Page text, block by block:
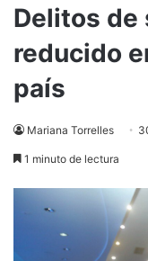
Delitos de
reducido
país
Mariana Torrelles
1 minuto de lectura